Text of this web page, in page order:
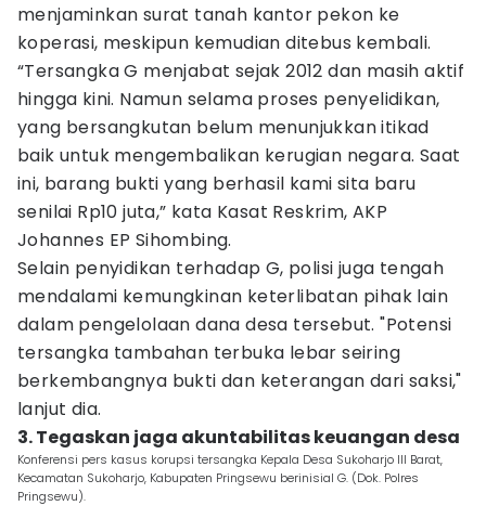
menjaminkan surat tanah kantor pekon ke
koperasi, meskipun kemudian ditebus kembali.
“Tersangka G menjabat sejak 2012 dan masih aktif
hingga kini. Namun selama proses penyelidikan,
yang bersangkutan belum menunjukkan itikad
baik untuk mengembalikan kerugian negara. Saat
ini, barang bukti yang berhasil kami sita baru
senilai Rp10 juta,” kata Kasat Reskrim, AKP
Johannes EP Sihombing.
Selain penyidikan terhadap G, polisi juga tengah
mendalami kemungkinan keterlibatan pihak lain
dalam pengelolaan dana desa tersebut. "Potensi
tersangka tambahan terbuka lebar seiring
berkembangnya bukti dan keterangan dari saksi,"
lanjut dia.
3. Tegaskan jaga akuntabilitas keuangan desa
Konferensi pers kasus korupsi tersangka Kepala Desa Sukoharjo III Barat,
Kecamatan Sukoharjo, Kabupaten Pringsewu berinisial G. (Dok. Polres
Pringsewu).